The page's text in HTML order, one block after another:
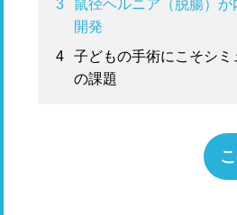
3
鼠径ヘルニア（脱腸）
開発
4
子どもの手術にこそシ
の課題